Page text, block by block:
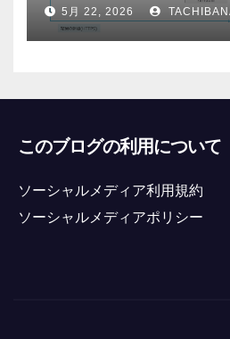
5月 22, 2026
このブログの利用について
ソーシャルメディア利用規約
ソーシャルメディアポリシー